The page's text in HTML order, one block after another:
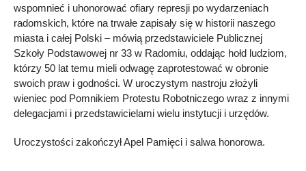
wspomnieć i uhonorować ofiary represji po wydarzeniach
radomskich, które na trwałe zapisały się w historii naszego
miasta i całej Polski – mówią przedstawiciele Publicznej
Szkoły Podstawowej nr 33 w Radomiu, oddając hołd ludziom,
którzy 50 lat temu mieli odwagę zaprotestować w obronie
swoich praw i godności. W uroczystym nastroju złożyli
wieniec pod Pomnikiem Protestu Robotniczego wraz z innymi
delegacjami i przedstawicielami wielu instytucji i urzędów.
Uroczystości zakończył Apel Pamięci i salwa honorowa.